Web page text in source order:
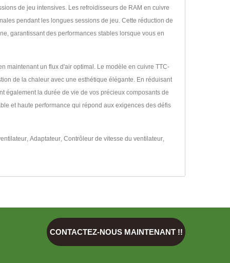
de jeu intensives. Les refroidisseurs de RAM en cuivre
pendant les longues sessions de jeu. Cette réduction de
garantissant des performances stables lorsque vous en
maintenant un flux d'air optimal. Le modèle en cuivre TTC-
de la chaleur avec une esthétique élégante. En réduisant
également la durée de vie de vos précieux composants de
et haute performance qui répond aux exigences des défis
, Adaptateur, Contrôleur de vitesse du ventilateur,
CONTACTEZ-NOUS MAINTENANT !!